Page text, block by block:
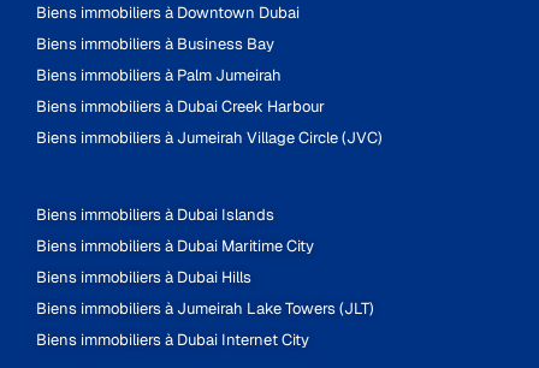
Biens immobiliers à Downtown Dubai
Biens immobiliers à Business Bay
Biens immobiliers à Palm Jumeirah
Biens immobiliers à Dubai Creek Harbour
Biens immobiliers à Jumeirah Village Circle (JVC)
Biens immobiliers à Dubai Islands
Biens immobiliers à Dubai Maritime City
Biens immobiliers à Dubai Hills
Biens immobiliers à Jumeirah Lake Towers (JLT)
Biens immobiliers à Dubai Internet City